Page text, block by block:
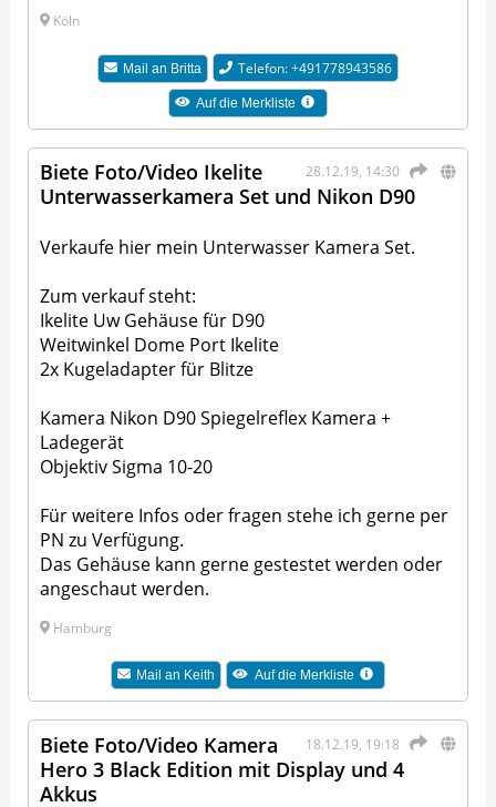
Köln
Mail an Britta Telefon: +491778943586
Auf die Merkliste
28.12.19, 14:30
Biete Foto/Video Ikelite
Unterwasserkamera Set und Nikon D90
Verkaufe hier mein Unterwasser Kamera Set.
Zum verkauf steht:
Ikelite Uw Gehäuse für D90
Weitwinkel Dome Port Ikelite
2x Kugeladapter für Blitze
Kamera Nikon D90 Spiegelreflex Kamera +
Ladegerät
Objektiv Sigma 10-20
Für weitere Infos oder fragen stehe ich gerne per
PN zu Verfügung.
Das Gehäuse kann gerne gestestet werden oder
angeschaut werden.
Hamburg
Mail an Keith Auf die Merkliste
18.12.19, 19:18
Biete Foto/Video Kamera
Hero 3 Black Edition mit Display und 4
Akkus